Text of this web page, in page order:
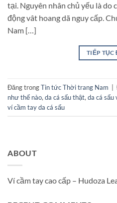
tại. Nguyên nhân chủ yếu là do
động vât hoang dã nguy cấp.
Nam […]
TIẾP TỤC
Đăng trongTin tức Thời trang Nam
như thế nào, da cá sấu thật, da cá sấu
ví cầm tay da cá sấu
ABOUT
Ví cầm tay cao cấp – Hudoza